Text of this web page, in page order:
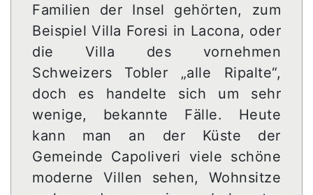
Familien der Insel gehörten, zum
Beispiel Villa Foresi in Lacona, oder
die Villa des vornehmen
Schweizers Tobler „alle Ripalte“,
doch es handelte sich um sehr
wenige, bekannte Fälle. Heute
kann man an der Küste der
Gemeinde Capoliveri viele schöne
moderne Villen sehen, Wohnsitze